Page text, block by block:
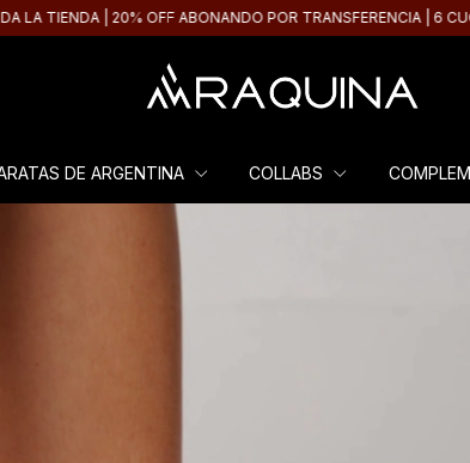
OFF ABONANDO POR TRANSFERENCIA | 6 CUOTAS SIN
DE ARGENTINA COLLABS